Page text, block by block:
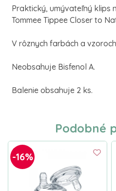
Praktický, umývateľný klips
Tommee Tippee Closer to
V rôznych farbách a
Neobsahuje Bisfenol A.
Balenie obsahuje 2 ks.
Podobné
-16%